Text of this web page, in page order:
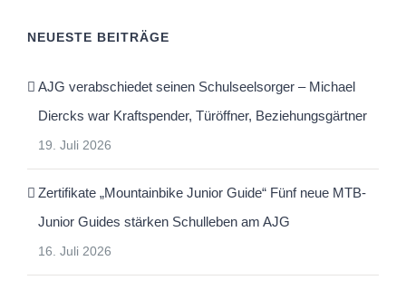
NEUESTE BEITRÄGE
AJG verabschiedet seinen Schulseelsorger – Michael
Diercks war Kraftspender, Türöffner, Beziehungsgärtner
19. Juli 2026
Zertifikate „Mountainbike Junior Guide“ Fünf neue MTB-
Junior Guides stärken Schulleben am AJG
16. Juli 2026